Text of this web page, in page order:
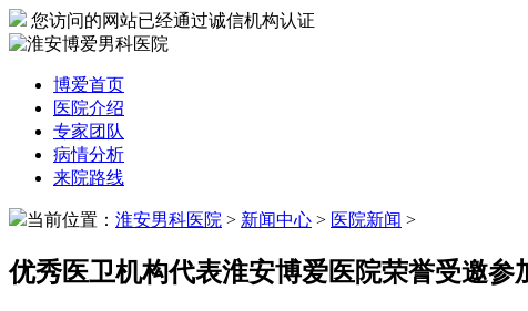
您访问的网站已经通过诚信机构认证
博爱首页
医院介绍
专家团队
病情分析
来院路线
当前位置： 淮安男科医院 > 新闻中心 > 医院新闻 >
优秀医卫机构代表淮安博爱医院荣誉受邀参